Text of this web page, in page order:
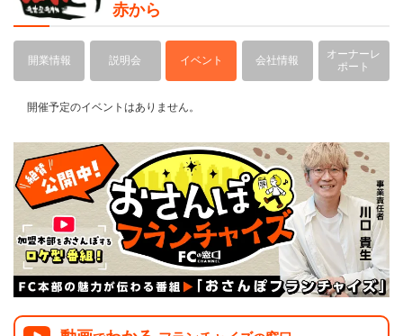
教育・保育業
飲食・菓子業
サービス業
無店舗系
小売業
介護・福祉業
美容・健康業
海外FC本部
インターン独立・社員募集
1円〜100万円
101万円～300万円
301万円～500万円
501万円～1000万円
1001万円以上
エリア
東北
甲信越・北陸
関東
東海
近畿
四国
総合ランキング
介護
塾
飲食
リペアクリーニング
説明会
イベント
お役立ち情報コラム
会員登録 ログイン
赤から
開業情報 説明会 イベント 会社情報
オーナーレ
ポート
開催予定のイベントはありません。